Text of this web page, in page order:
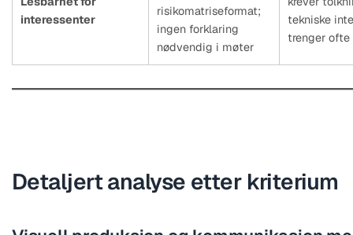
interessenter
risikomatriseformat;
ingen forklaring
nødvendig i møter
tekniske
trenger
Detaljert analyse etter kriterium